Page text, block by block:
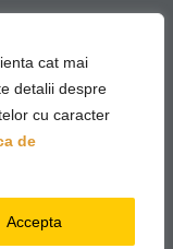
cat mai
detalii despre
cu caracter
de
Accepta